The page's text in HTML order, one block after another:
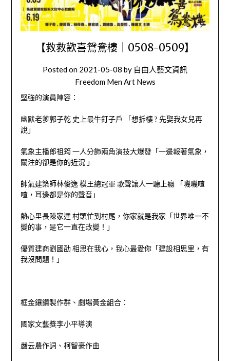
【救救歡喜鴛鴦樓｜0508-0509】
Posted on 2021-05-08 by 自由人藝文資訊
Freedom Men Art News
堅強的演員陣容：
幽默老爹郭子乾 史上最牛釘子戶 「想拆樓 ? 先娶我女兒再
說」
氣象主播郎祖筠 一人分飾兩角演技大爆發「一邊報著氣象，
關注的卻是你的近況 」
帥氣建築師林俊逸 模王總冠軍 歌聲讓人一聽上癮 「嘰嘰喳
喳，耳邊都是你的聲音」
熱心里長陳家逵 村頭忙到村尾，你家就是我家「世界唯一不
變的事，是它一直在改變！」
優質建商劉國劭 相思在我心，我心最愛你「建設相思里，有
我沒問題！」
框金鑲鑽製作群、劇場黃金組合：
國家文藝獎李小平導演
嚴云農作詞、柯智豪作曲